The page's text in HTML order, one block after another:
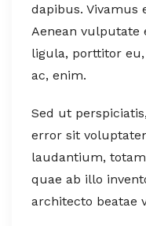
dapibus. Vivamus
Aenean vulputate
ligula, porttitor
ac, enim.
Sed ut
error sit
laudantium,
quae ab illo
architecto beatae